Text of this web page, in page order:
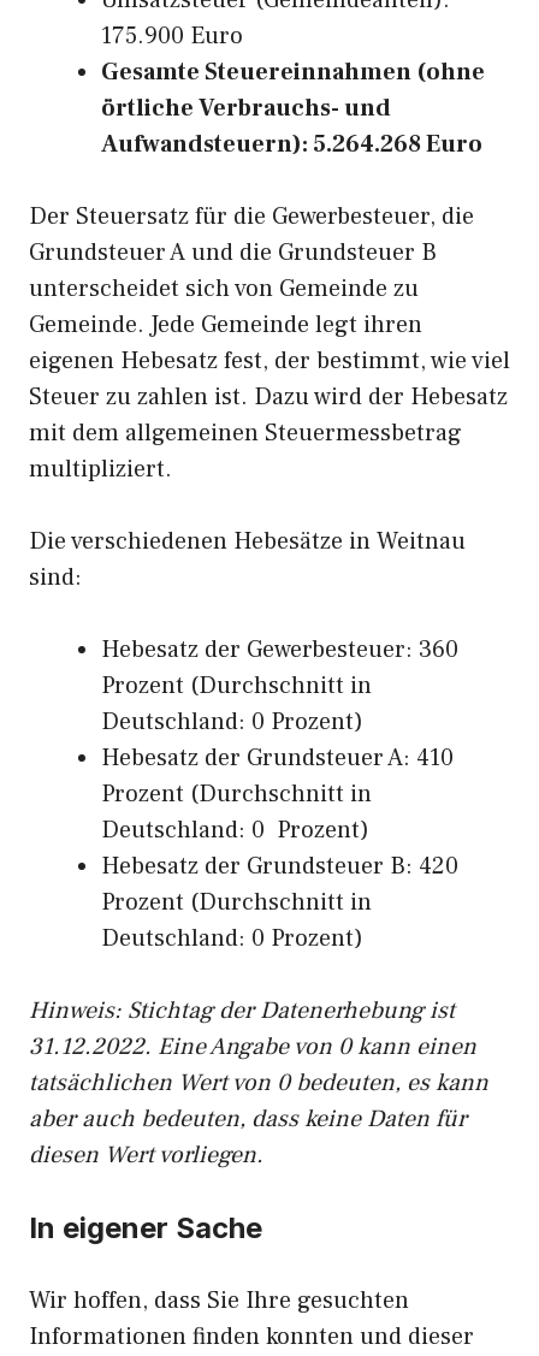
175.900 Euro
Gesamte Steuereinnahmen (ohne
örtliche Verbrauchs- und
Aufwandsteuern): 5.264.268 Euro
Der Steuersatz für die Gewerbesteuer, die
Grundsteuer A und die Grundsteuer B
unterscheidet sich von Gemeinde zu
Gemeinde. Jede Gemeinde legt ihren
eigenen Hebesatz fest, der bestimmt, wie viel
Steuer zu zahlen ist. Dazu wird der Hebesatz
mit dem allgemeinen Steuermessbetrag
multipliziert.
Die verschiedenen Hebesätze in Weitnau
sind:
Hebesatz der Gewerbesteuer: 360
Prozent (Durchschnitt in
Deutschland: 0 Prozent)
Hebesatz der Grundsteuer A: 410
Prozent (Durchschnitt in
Deutschland: 0 Prozent)
Hebesatz der Grundsteuer B: 420
Prozent (Durchschnitt in
Deutschland: 0 Prozent)
Hinweis: Stichtag der Datenerhebung ist
31.12.2022. Eine Angabe von 0 kann einen
tatsächlichen Wert von 0 bedeuten, es kann
aber auch bedeuten, dass keine Daten für
diesen Wert vorliegen.
In eigener Sache
Wir hoffen, dass Sie Ihre gesuchten
Informationen finden konnten und dieser